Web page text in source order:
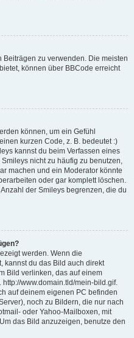
Beiträgen zu verwenden. Die meisten
können über BBCode erreicht
können, um ein Gefühl
kurzen Code, z. B. bedeutet :)
kannst du beim Verfassen eines
nicht zu häufig zu benutzen,
machen und ein Moderator könnte
oder gar komplett löschen.
der Smileys begrenzen, die du
werden. Wenn die
kannst du das Bild auch direkt
Bild verlinken, das auf einem
www.domain.tld/mein-bild.gif.
auf deinem eigenen PC befinden
noch zu Bildern, die nur nach
oder Yahoo-Mailboxen, mit
das Bild anzuzeigen, benutze den